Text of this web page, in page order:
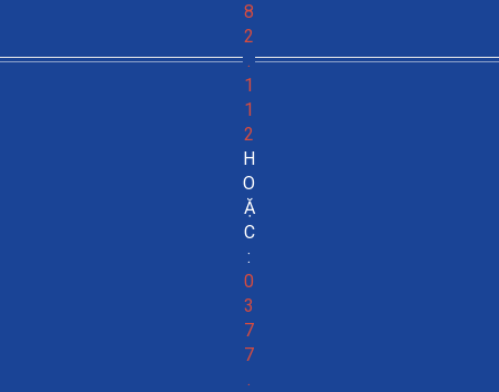
8
2
.
1
1
2
H
O
Ặ
C
:
0
3
7
7
.